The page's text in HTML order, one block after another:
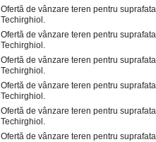
Ofertă de vânzare teren pentru
Techirghiol.
Ofertă de vânzare teren pentru
Techirghiol.
Ofertă de vânzare teren pentru
Techirghiol.
Ofertă de vânzare teren pentru
Techirghiol.
Ofertă de vânzare teren pentru
Techirghiol.
Ofertă de vânzare teren pentru